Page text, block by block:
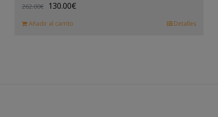
262.00€ 130.00€
Añadir al carrito Detalles